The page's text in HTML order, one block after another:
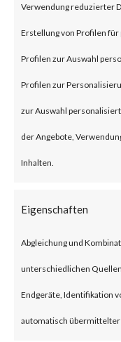
Verwendung reduzierter
Erstellung von Profilen
Profilen zur Auswahl
Profilen zur
zur Auswahl
der Angebote,
Inhalten.
Eigenschaften
Abgleichung und
unterschiedlichen
Endgeräte, Identifikation
automatisch übermittelter
together
for
to CISA’s